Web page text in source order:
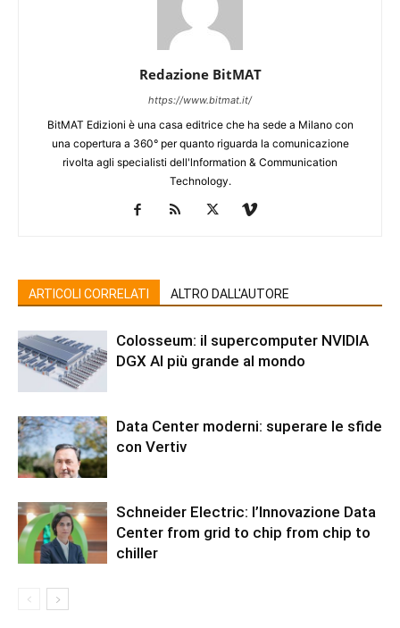
Redazione BitMAT
https://www.bitmat.it/
BitMAT Edizioni è una casa editrice che ha sede a Milano con
una copertura a 360° per quanto riguarda la comunicazione
rivolta agli specialisti dell'lnformation & Communication
Technology.
ARTICOLI CORRELATI ALTRO DALL'AUTORE
Colosseum: il supercomputer NVIDIA
DGX AI più grande al mondo
Data Center moderni: superare le sfide
con Vertiv
Schneider Electric: l’Innovazione Data
Center from grid to chip from chip to
chiller